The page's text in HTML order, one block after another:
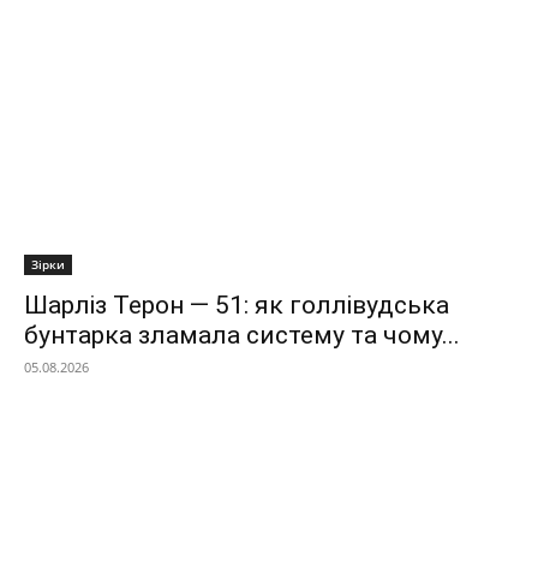
Зірки
Шарліз Терон — 51: як голлівудська
бунтарка зламала систему та чому...
05.08.2026